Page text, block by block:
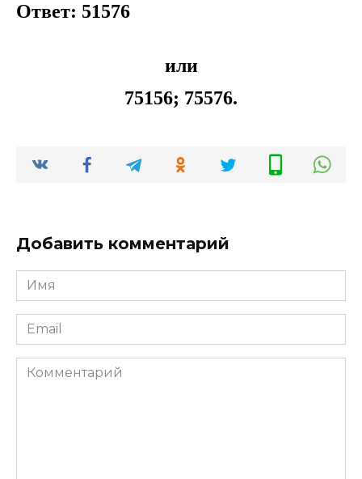
Ответ: 51576
или
75156; 75576.
Добавить комментарий
Имя
*
Email
*
Комментарий